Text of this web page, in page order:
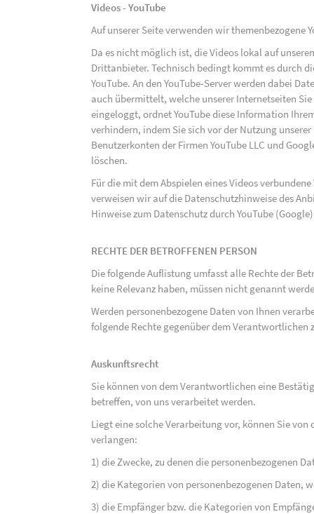
Videos - YouTube
Auf unserer Seite verwenden wir
Da es nicht möglich ist, die Videos lokal auf
Drittanbieter. Technisch bedingt kommt es durch
YouTube. An den YouTube-Server werden dabei
auch übermittelt, welche unserer Internetseiten
eingeloggt, ordnet YouTube diese Information
verhindern, indem Sie sich vor der Nutzung
Benutzerkonten der Firmen YouTube LLC und
löschen.
Für die mit dem Abspielen eines Videos
verweisen wir auf die Datenschutzhinweise des
Hinweise zum Datenschutz durch YouTube
RECHTE DER BETROFFENEN PERSON
Die folgende Auflistung umfasst alle Rechte der
keine Relevanz haben, müssen nicht genannt
Werden personenbezogene Daten von Ihnen
folgende Rechte gegenüber dem Verantwortlichen
Auskunftsrecht
Sie können von dem Verantwortlichen eine
betreffen, von uns verarbeitet werden.
Liegt eine solche Verarbeitung vor, können Sie
verlangen:
1) die Zwecke, zu denen die personenbezogenen
2) die Kategorien von personenbezogenen Daten,
3) die Empfänger bzw. die Kategorien von